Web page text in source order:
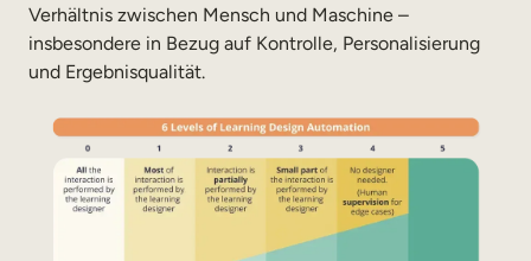
Verhältnis zwischen Mensch und Maschine –
insbesondere in Bezug auf Kontrolle, Personalisierung
und Ergebnisqualität.